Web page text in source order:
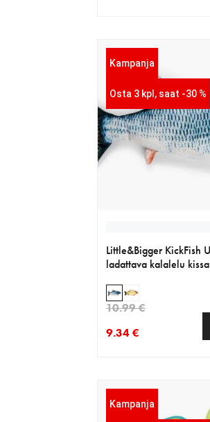
Kampanja
Osta 3 kpl, saat -30 %
Little&Bigger KickFish
ladattava kalalelu
9.34 €
10.99 €
Kampanja